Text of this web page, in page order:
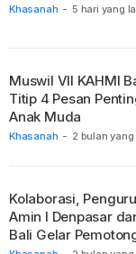
Khasanah - 5 hari yang
Khasanah - 2 bulan yang
Muswil VII KAHMI
Titip 4 Pesan
Anak Muda
Kolaborasi,
Amin I Denpasar dan Perempuan
Bali Gelar